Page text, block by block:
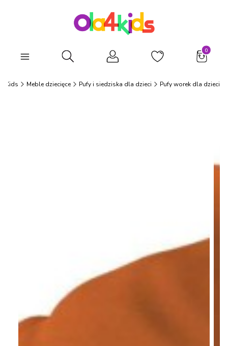
Otwórz wyszukiwarkę
Meble dziecięce Pufy i siedziska dla dzieci Pufy worek dla dzieci